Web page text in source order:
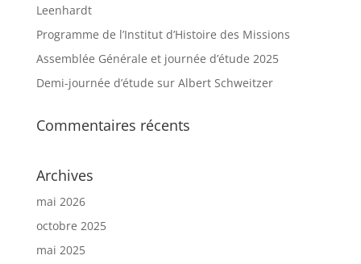
Leenhardt
Programme de l’Institut d’Histoire des Missions
Assemblée Générale et journée d’étude 2025
Demi-journée d’étude sur Albert Schweitzer
Commentaires récents
Archives
mai 2026
octobre 2025
mai 2025